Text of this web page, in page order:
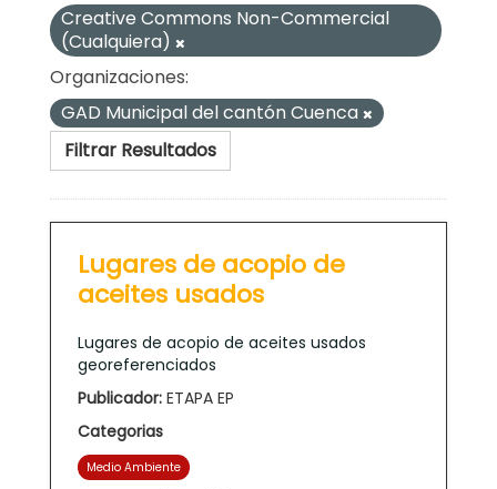
Creative Commons Non-Commercial
(Cualquiera)
Organizaciones:
GAD Municipal del cantón Cuenca
Filtrar Resultados
Lugares de acopio de
aceites usados
Lugares de acopio de aceites usados
georeferenciados
Publicador: ETAPA EP
Categorias
Medio Ambiente